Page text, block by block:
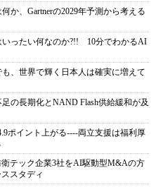
か、Gartnerの2029年予測から考える
ったい何なのか?!! 10分でわかるAI
、世界で輝く日本人は確実に増えて
の長期化とNAND Flash供給緩和が及
ポイント上がる----両立支援は福利厚
テック企業3社をAI駆動型M&Aの方
スタディ